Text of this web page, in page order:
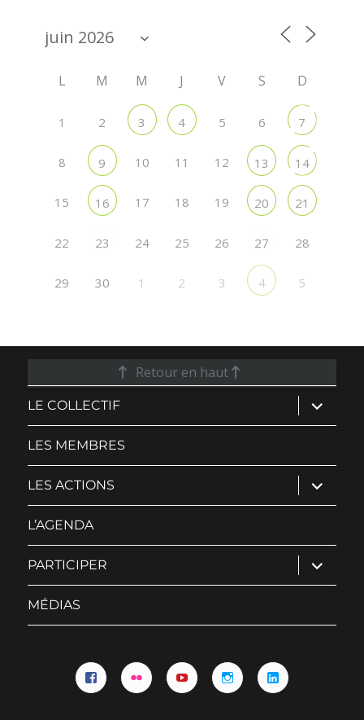
L M M J V S D
1 2 3 4 5 6 7
8 9 10 11 12 13 14
15 16 17 18 19 20 21
22 23 24 25 26 27 28
29 30 1 2 3 4 5
Retour en haut
LE COLLECTIF ouvrir
le
sous-
LES MEMBRES
LES ACTIONS ouvrir
le
sous-
L’AGENDA
PARTICIPER ouvrir
le
sous-
MÉDIAS